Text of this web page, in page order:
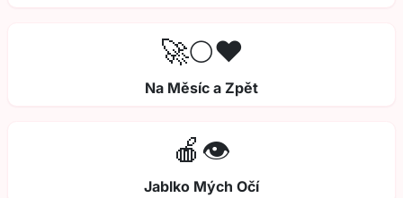
🚀🌕❤️
Na Měsíc a Zpět
🍎👁️
Jablko Mých Očí